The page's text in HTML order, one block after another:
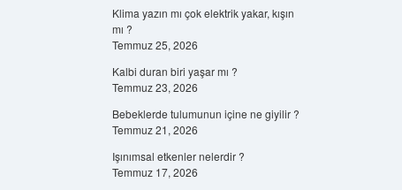
Klima yazın mı çok elektrik yakar, kışın
mı ?
Temmuz 25, 2026
Kalbi duran biri yaşar mı ?
Temmuz 23, 2026
Bebeklerde tulumunun içine ne giyilir ?
Temmuz 21, 2026
Işınımsal etkenler nelerdir ?
Temmuz 17, 2026